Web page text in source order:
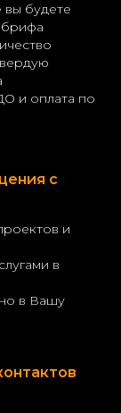
будете
брифа
и оплата по
с
и
в
в Вашу